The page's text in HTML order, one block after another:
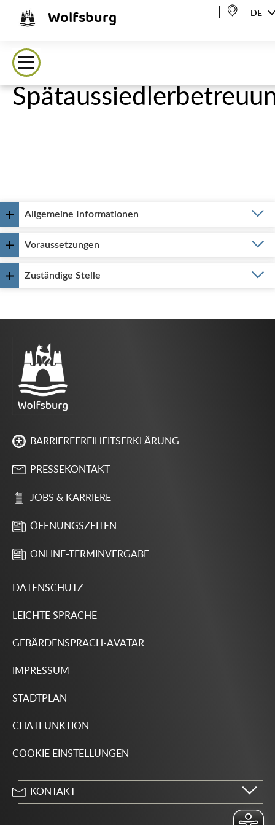
Wolfsburg DE
Allgemeine Informationen
Voraussetzungen
Zuständige Stelle
BARRIEREFREIHEITSERKLÄRUNG
PRESSEKONTAKT
JOBS & KARRIERE
ÖFFNUNGSZEITEN
ONLINE-TERMINVERGABE
DATENSCHUTZ
LEICHTE SPRACHE
GEBÄRDENSPRACH-AVATAR
IMPRESSUM
STADTPLAN
CHATFUNKTION
COOKIE EINSTELLUNGEN
KONTAKT